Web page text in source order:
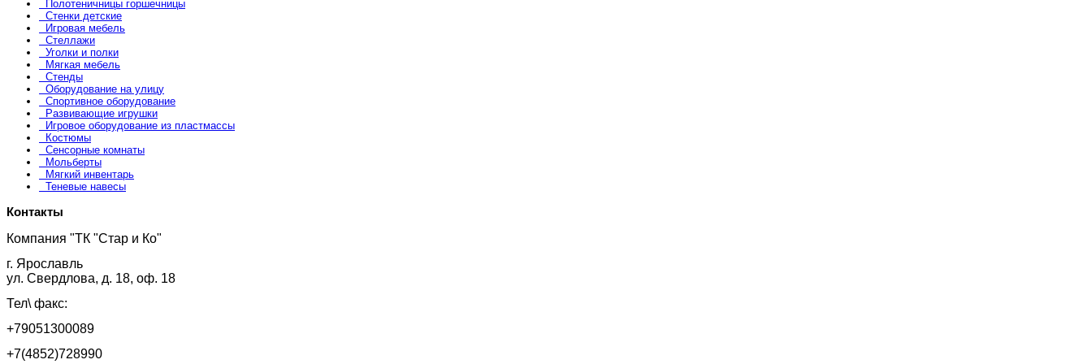
Полотеничницы горшечницы
Стенки детские
Игровая мебель
Стеллажи
Уголки и полки
Мягкая мебель
Стенды
Оборудование на улицу
Спортивное оборудование
Развивающие игрушки
Игровое оборудование из пластмассы
Костюмы
Сенсорные комнаты
Мольберты
Мягкий инвентарь
Теневые навесы
Контакты
Компания "ТК "Стар и Ко"
г. Ярославль
ул. Свердлова, д. 18, оф. 18
Тел\ факс:
+79051300089
+7(4852)728990